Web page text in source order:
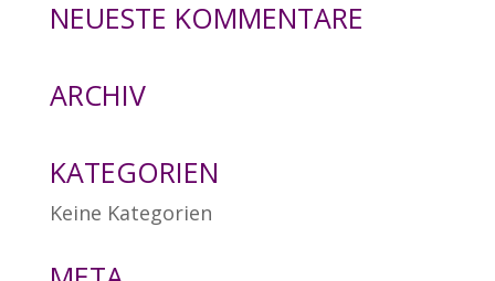
NEUESTE KOMMENTARE
ARCHIV
KATEGORIEN
Keine Kategorien